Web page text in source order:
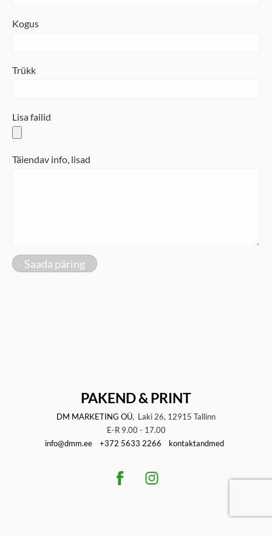
Kogus
Trükk
Lisa failid
Täiendav info, lisad
PAKEND & PRINT
DM MARKETING OÜ, Laki 26, 12915 Tallinn
E-R 9.00 - 17.00
info@dmm.ee
+372 5633 2266 kontaktandmed